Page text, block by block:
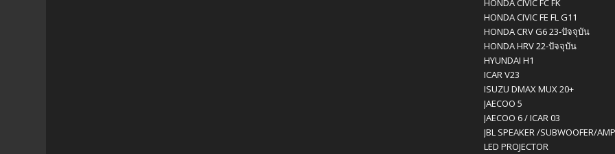
HONDA CIVIC FC FK
HONDA CIVIC FE FL G11
HONDA CRV G6 23-ปัจจุบัน
HONDA HRV 22-ปัจจุบัน
HYUNDAI H1
ICAR V23
ISUZU DMAX MUX 20+
JAECOO 5
JAECOO 6 / ICAR 03
JBL SPEAKER /SUBWOOFER/AMP
LED PROJECTOR